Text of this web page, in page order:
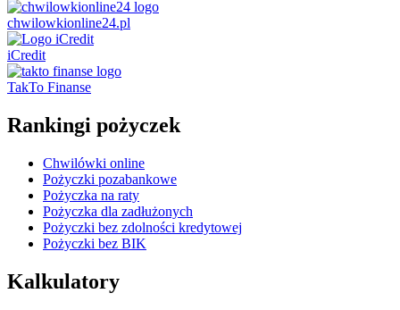
chwilowkionline24.pl
iCredit
TakTo Finanse
Rankingi pożyczek
Chwilówki online
Pożyczki pozabankowe
Pożyczka na raty
Pożyczka dla zadłużonych
Pożyczki bez zdolności kredytowej
Pożyczki bez BIK
Kalkulatory